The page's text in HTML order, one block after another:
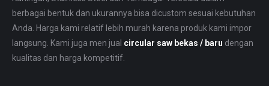
berbagai bentuk dan ukurannya bisa dicustom sesuai kebutuhan
Anda. Harga kami relatif lebih murah karena produk kami impor
langsung. Kami juga men jual circular saw bekas / baru dengan
kualitas dan harga kompetitif.